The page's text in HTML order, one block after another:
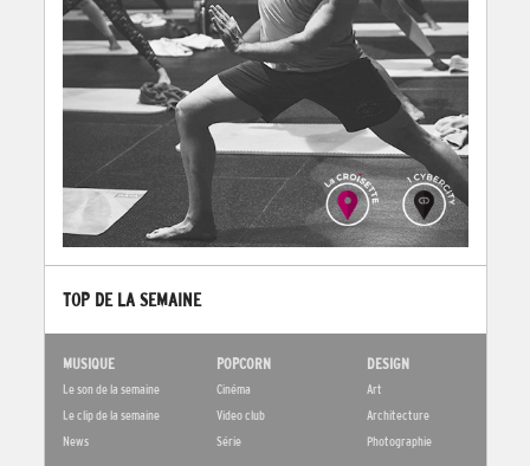
TOP DE LA SEMAINE
MUSIQUE
Le son de la semaine
Le clip de la semaine
News
POPCORN
Cinéma
Video club
Série
DESIGN
Art
Architecture
Photographie